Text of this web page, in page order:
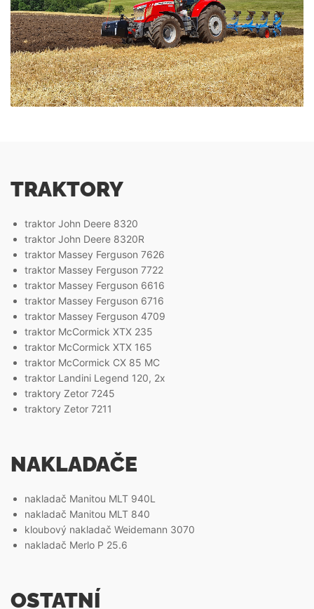
TRAKTORY
traktor John Deere 8320
traktor John Deere 8320R
traktor Massey Ferguson 7626
traktor Massey Ferguson 7722
traktor Massey Ferguson 6616
traktor Massey Ferguson 6716
traktor Massey Ferguson 4709
traktor McCormick XTX 235
traktor McCormick XTX 165
traktor McCormick CX 85 MC
traktor Landini Legend 120, 2x
traktory Zetor 7245
traktory Zetor 7211
NAKLADAČE
nakladač Manitou MLT 940L
nakladač Manitou MLT 840
kloubový nakladač Weidemann 3070
nakladač Merlo P 25.6
OSTATNÍ